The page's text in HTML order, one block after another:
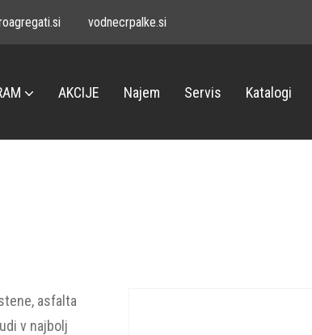
vodnecrpalke.si
AKCIJE Najem Servis Katalogi
asfalta
v najbolj